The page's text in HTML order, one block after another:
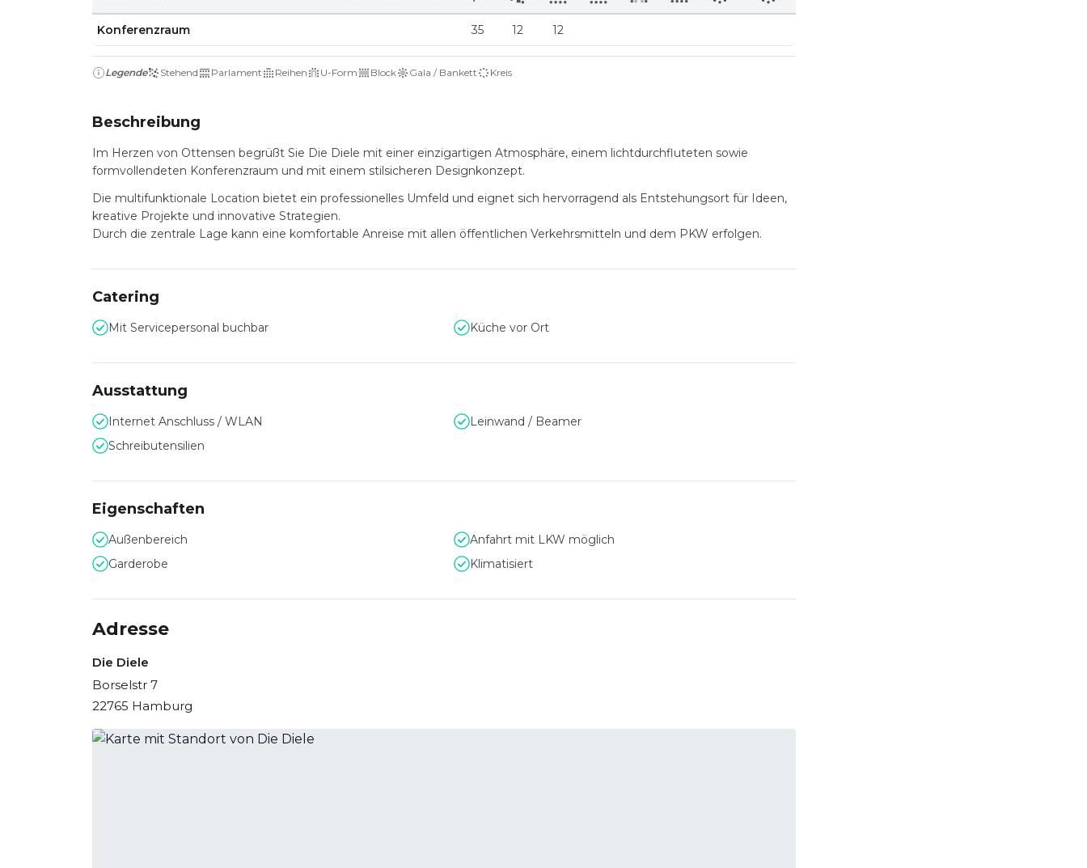
Konferenzraum 35 12 12
Legende Stehend Parlament Reihen U-Form Block Gala / Bankett Kreis
Beschreibung
Im Herzen von Ottensen begrüßt Sie Die Diele mit einer einzigartigen Atmosphäre, einem lichtdurchfluteten sowie
formvollendeten Konferenzraum und mit einem stilsicheren Designkonzept.
Die multifunktionale Location bietet ein professionelles Umfeld und eignet sich hervorragend als Entstehungsort für Ideen,
kreative Projekte und innovative Strategien.
Durch die zentrale Lage kann eine komfortable Anreise mit allen öffentlichen Verkehrsmitteln und dem PKW erfolgen.
Catering
Mit Servicepersonal buchbar Küche vor Ort
Ausstattung
Internet Anschluss / WLAN
Leinwand / Beamer
Schreibutensilien
Eigenschaften
Außenbereich
Anfahrt mit LKW möglich
Garderobe
Klimatisiert
Adresse
Die Diele
Borselstr 7
22765 Hamburg